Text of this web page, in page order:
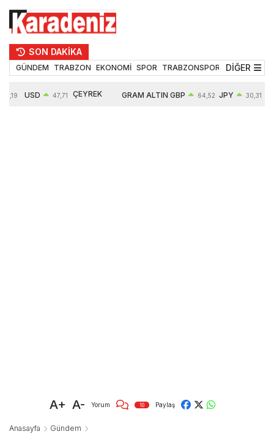
SON DAKİKA
GÜNDEM TRABZON EKONOMİ SPOR TRABZONSPOR TEKNOLOJİ
DİĞER
55,19 USD 47,71 ÇEYREK GRAM ALTIN GBP 64,52 JPY 30,31
A+ A- Yorum 10 Paylaş
Anasayfa
Gündem